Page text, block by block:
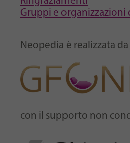
Gruppi e organizzazioni
Neopedia è realizzata da
con il supporto non